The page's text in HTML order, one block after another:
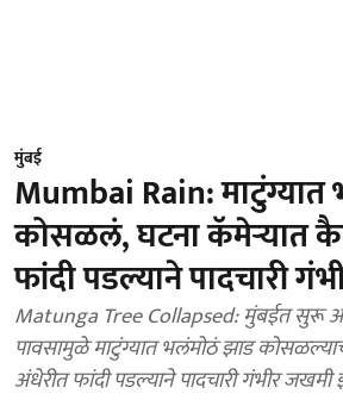
मुंबई
Mumbai Rain:
कोसळलं, घटना कॅमेऱ्यात
फांदी पडल्याने पादचारी
Matunga Tree Collapsed: मुंबईत सुरू
पावसामुळे माटुंग्यात भलंमोठं झाड
अंधेरीत फांदी पडल्याने पादचारी गंभीर जखमी